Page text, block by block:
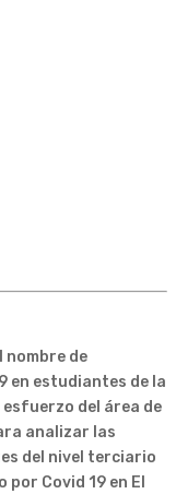
nombre de
en estudiantes de la
esfuerzo del área de
analizar las
del nivel terciario
Covid 19 en El